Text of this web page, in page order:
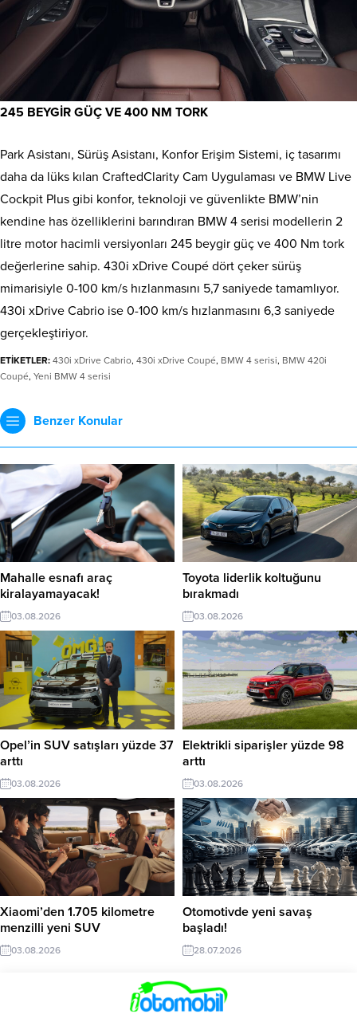
245 BEYGİR GÜÇ VE 400 NM TORK
Park Asistanı, Sürüş Asistanı, Konfor Erişim Sistemi, iç tasarımı
daha da lüks kılan CraftedClarity Cam Uygulaması ve BMW Live
Cockpit Plus gibi konfor, teknoloji ve güvenlikte BMW’nin
kendine has özelliklerini barındıran BMW 4 serisi modellerin 2
litre motor hacimli versiyonları 245 beygir güç ve 400 Nm tork
değerlerine sahip. 430i xDrive Coupé dört çeker sürüş
mimarisiyle 0-100 km/s hızlanmasını 5,7 saniyede tamamlıyor.
430i xDrive Cabrio ise 0-100 km/s hızlanmasını 6,3 saniyede
gerçekleştiriyor.
ETİKETLER: 430i xDrive Cabrio, 430i xDrive Coupé, BMW 4 serisi, BMW 420i
Coupé, Yeni BMW 4 serisi
Benzer Konular
Mahalle esnafı araç
kiralayamayacak!
03.08.2026
Toyota liderlik koltuğunu
bırakmadı
03.08.2026
Opel’in SUV satışları yüzde 37
arttı
03.08.2026
Elektrikli siparişler yüzde 98
arttı
03.08.2026
Xiaomi’den 1.705 kilometre
menzilli yeni SUV
03.08.2026
Otomotivde yeni savaş
başladı!
28.07.2026